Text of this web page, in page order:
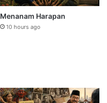
Menanam Harapan
10 hours ago